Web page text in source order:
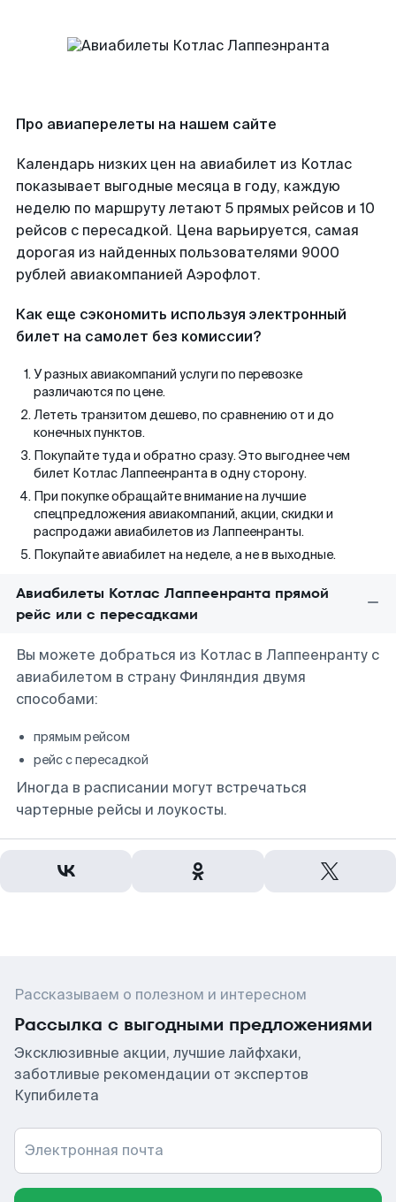
Про авиаперелеты на нашем сайте
Календарь низких цен на авиабилет из Котлас
показывает выгодные месяца в году, каждую
неделю по маршруту летают 5 прямых рейсов и 10
рейсов с пересадкой. Цена варьируется, самая
дорогая из найденных пользователями 9000
рублей авиакомпанией Аэрофлот.
Как еще сэкономить используя электронный
билет на самолет без комиссии?
У разных авиакомпаний услуги по перевозке
различаются по цене.
Лететь транзитом дешево, по сравнению от и до
конечных пунктов.
Покупайте туда и обратно сразу. Это выгоднее чем
билет Котлас Лаппеенранта в одну сторону.
При покупке обращайте внимание на лучшие
спецпредложения авиакомпаний, акции, скидки и
распродажи авиабилетов из Лаппеенранты.
Покупайте авиабилет на неделе, а не в выходные.
Авиабилеты Котлас Лаппеенранта прямой
рейс или с пересадками
Вы можете добраться из Котлас в Лаппеенранту с
авиабилетом в страну Финляндия двумя
способами:
прямым рейсом
рейс с пересадкой
Иногда в расписании могут встречаться
чартерные рейсы и лоукосты.
Рассказываем о полезном и интересном
Рассылка с выгодными предложениями
Эксклюзивные акции, лучшие лайфхаки,
заботливые рекомендации от экспертов
Купибилета
Электронная почта